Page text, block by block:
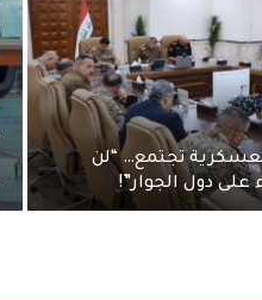
تجتمع… “لن
على دول الجوار”!